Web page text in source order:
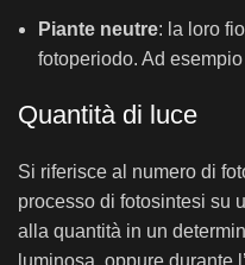
Piante neutre: la loro
fotoperiodo. Ad
Quantità di luce
Si riferisce al numero di
processo di fotosintesi su
alla quantità in un
luminosa, oppure durante